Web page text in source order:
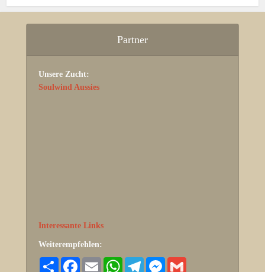
Partner
Unsere Zucht:
Soulwind Aussies
Interessante Links
Weiterempfehlen:
Share
FacebookEmail WhatsAppTelegramMessenger